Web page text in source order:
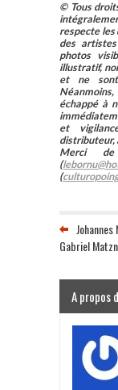
© Tous
respecte les
des
photos
illustratif,
et ne
échappé à
et
distributeur,
Merci de
(
(
Gabriel
A propos